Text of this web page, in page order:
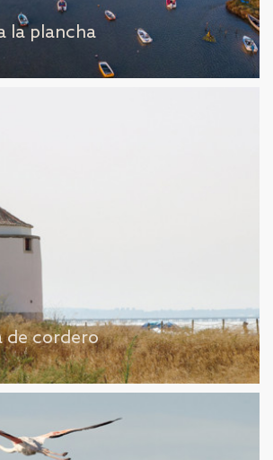
la plancha
de cordero